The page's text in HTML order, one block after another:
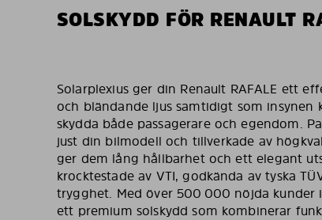
SOLSKYDD FÖR RENAULT
Solarplexius ger din Renault RAFALE ett
och bländande ljus samtidigt som
skydda både passagerare och egendom.
just din bilmodell och tillverkade av
ger dem lång hållbarhet och ett elegant
krocktestade av VTI, godkända av tyska
trygghet. Med över 500 000 nöjda kunder
ett premium solskydd som kombinerar